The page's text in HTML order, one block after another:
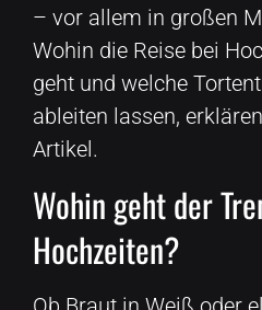
– vor allem in großen
Wohin die Reise bei
geht und welche
ableiten lassen,
Artikel.
Wohin geht der
Hochzeiten?